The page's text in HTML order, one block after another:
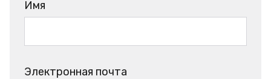
Имя
Электронная почта